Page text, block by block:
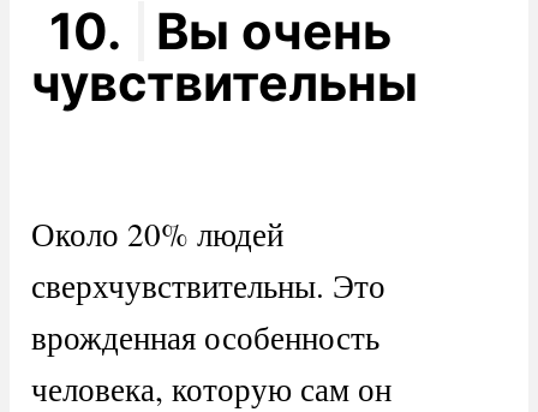
10.
Вы очень
чувствительны
Около 20% людей
сверхчувствительны. Это
врожденная особенность
человека, которую сам он